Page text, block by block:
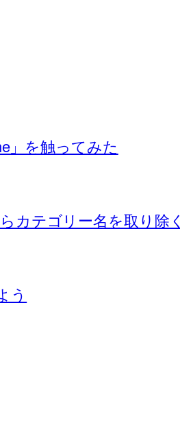
」を触ってみた
カテゴリー名を取り除く
う